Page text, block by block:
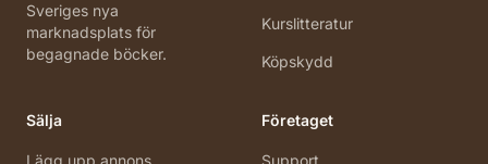
Sveriges nya
marknadsplats för
begagnade böcker.
Kurslitteratur
Köpskydd
Sälja
Lägg upp annons
Företaget
Support